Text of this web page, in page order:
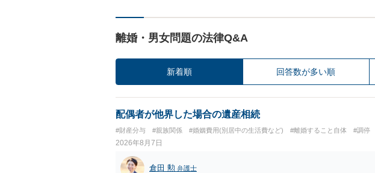
離婚・男女問題の法律Q&A
新着順 回答数が多い順
配偶者が他界した場合の遺産相続
#財産分与 #親族関係 #婚姻費用(別居中の生活費など) #離婚すること自体 #調停
2026年8月7日
倉田 勲 弁護士